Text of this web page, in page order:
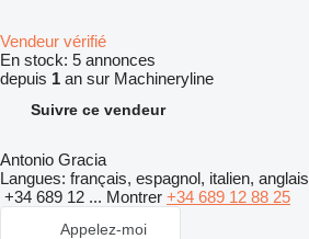
Vendeur vérifié
En stock: 5 annonces
depuis 1 an sur Machineryline
Suivre ce vendeur
Antonio Gracia
Langues: français, espagnol, italien, anglais
+34 689 12 ... Montrer +34 689 12 88 25
Appelez-moi